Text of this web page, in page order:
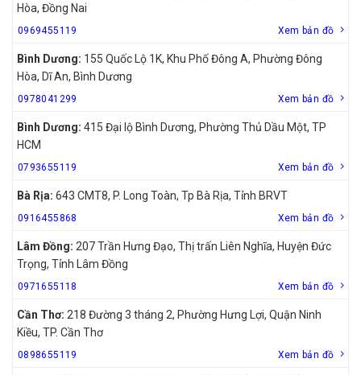
Hòa, Đồng Nai
0969455119 Xem bản đồ
Bình Dương: 155 Quốc Lộ 1K, Khu Phố Đông A, Phường Đông
Hòa, Dĩ An, Bình Dương
0978041299 Xem bản đồ
Bình Dương: 415 Đại lộ Bình Dương, Phường Thủ Dầu Một, TP
HCM
0793655119 Xem bản đồ
Bà Rịa: 643 CMT8, P. Long Toàn, Tp Bà Rịa, Tỉnh BRVT
0916455868 Xem bản đồ
Lâm Đồng: 207 Trần Hưng Đạo, Thị trấn Liên Nghĩa, Huyện Đức
Trọng, Tỉnh Lâm Đồng
0971655118 Xem bản đồ
Cần Thơ: 218 Đường 3 tháng 2, Phường Hưng Lợi, Quận Ninh
Kiều, TP. Cần Thơ
0898655119 Xem bản đồ